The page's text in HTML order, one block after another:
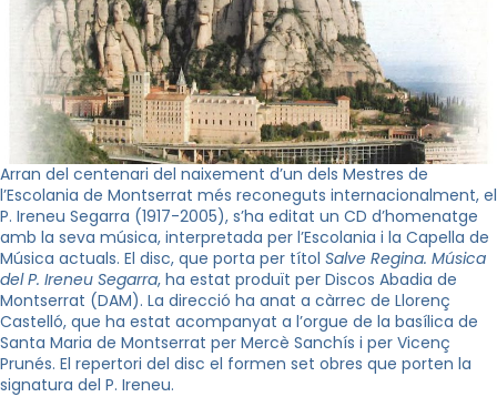
Arran del centenari del naixement d’un dels Mestres de
l’Escolania de Montserrat més reconeguts internacionalment, el
P. Ireneu Segarra (1917-2005), s’ha editat un CD d’homenatge
amb la seva música, interpretada per l’Escolania i la Capella de
Música actuals. El disc, que porta per títol Salve Regina. Música
del P. Ireneu Segarra, ha estat produït per Discos Abadia de
Montserrat (DAM). La direcció ha anat a càrrec de Llorenç
Castelló, que ha estat acompanyat a l’orgue de la basílica de
Santa Maria de Montserrat per Mercè Sanchís i per Vicenç
Prunés. El repertori del disc el formen set obres que porten la
signatura del P. Ireneu.